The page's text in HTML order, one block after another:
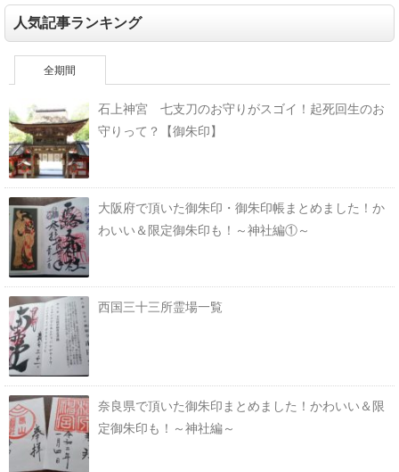
人気記事ランキング
全期間
石上神宮 七支刀のお守りがスゴイ！起死回生のお
守りって？【御朱印】
大阪府で頂いた御朱印・御朱印帳まとめました！か
わいい＆限定御朱印も！～神社編①～
西国三十三所霊場一覧
奈良県で頂いた御朱印まとめました！かわいい＆限
定御朱印も！～神社編～